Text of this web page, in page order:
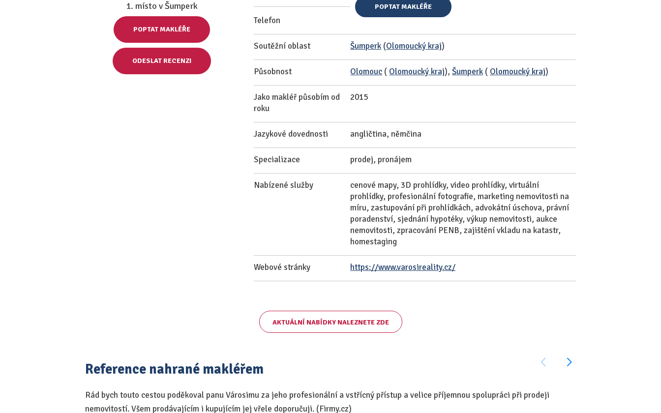
1. místo v Šumperk
POPTAT MAKLÉŘE
ODESLAT RECENZI
Telefon
POPTAT MAKLÉŘE
Soutěžní oblast Šumperk (Olomoucký kraj)
Působnost Olomouc ( Olomoucký kraj),Šumperk ( Olomoucký kraj)
Jako makléř působím od
roku
2015
Jazykové dovednosti angličtina, němčina
Specializace prodej, pronájem
Nabízené služby
cenové mapy, 3D prohlídky, video prohlídky, virtuální
prohlídky, profesionální fotografie, marketing nemovitosti na
míru, zastupování při prohlídkách, advokátní úschova, právní
poradenství, sjednání hypotéky, výkup nemovitosti, aukce
nemovitosti, zpracování PENB, zajištění vkladu na katastr,
homestaging
Webové stránky https://www.varosireality.cz/
AKTUÁLNÍ NABÍDKY NALEZNETE ZDE
Reference nahrané makléřem
Rád bych touto cestou poděkoval panu Városimu za jeho profesionální a vstřícný přístup a velice příjemnou spolupráci při prodeji
nemovitostí. Všem prodávajícím i kupujícím jej vřele doporučuji. (Firmy.cz)